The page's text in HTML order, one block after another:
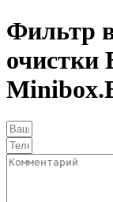
Фильтр
очистки